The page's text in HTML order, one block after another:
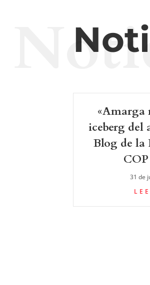
«Amarga
iceberg del
Blog de la
31 de